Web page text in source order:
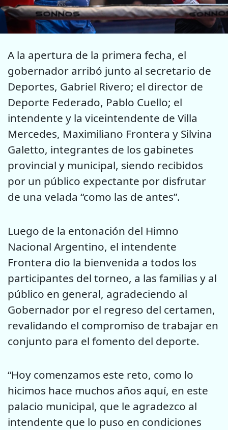
A la apertura de la primera fecha, el
gobernador arribó junto al secretario de
Deportes, Gabriel Rivero; el director de
Deporte Federado, Pablo Cuello; el
intendente y la viceintendente de Villa
Mercedes, Maximiliano Frontera y Silvina
Galetto, integrantes de los gabinetes
provincial y municipal, siendo recibidos
por un público expectante por disfrutar
de una velada “como las de antes”.
Luego de la entonación del Himno
Nacional Argentino, el intendente
Frontera dio la bienvenida a todos los
participantes del torneo, a las familias y al
público en general, agradeciendo al
Gobernador por el regreso del certamen,
revalidando el compromiso de trabajar en
conjunto para el fomento del deporte.
“Hoy comenzamos este reto, como lo
hicimos hace muchos años aquí, en este
palacio municipal, que le agradezco al
intendente que lo puso en condiciones